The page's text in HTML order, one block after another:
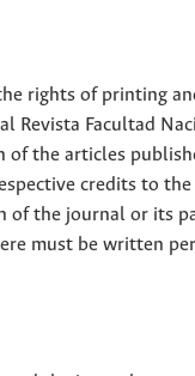
rights of printing
Revista Facultad
of the articles
credits to
of the journal or its
must be written